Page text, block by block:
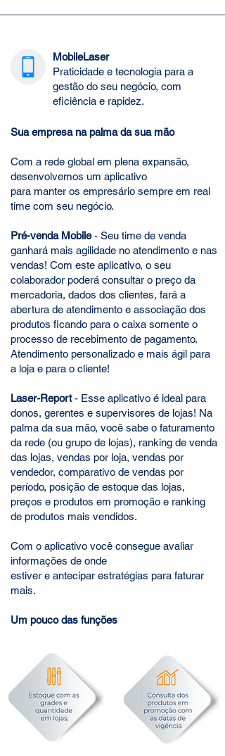
MobileLaser
Praticidade e tecnologia para a
gestão do seu negócio, com
eficiência e rapidez.
Sua empresa na palma da sua mão
Com a rede global em plena expansão,
desenvolvemos um aplicativo
para manter os empresário sempre em real
time com seu negócio.
Pré-venda Mobile- Seu time de venda
ganhará mais agilidade no atendimento e nas
vendas! Com este aplicativo, o seu
colaborador poderá consultar o preço da
mercadoria, dados dos clientes, fará a
abertura de atendimento e associação dos
produtos ficando para o caixa somente o
processo de recebimento de pagamento.
Atendimento personalizado e mais ágil para
a loja e para o cliente!
Laser-Report- Esse aplicativo é ideal para
donos, gerentes e supervisores de lojas! Na
palma da sua mão, você sabe o faturamento
da rede (ou grupo de lojas), ranking de venda
das lojas, vendas por loja, vendas por
vendedor, comparativo de vendas por
período, posição de estoque das lojas,
preços e produtos em promoção e ranking
de produtos mais vendidos.
Com o aplicativo você consegue avaliar
informações de onde
estiver e antecipar estratégias para faturar
mais.
Um pouco das funções